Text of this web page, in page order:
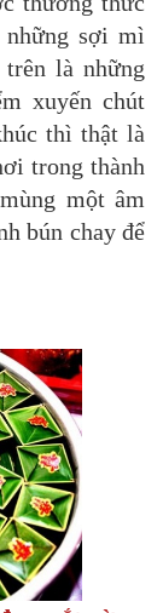
sợi mì
là những
xuyến chút
thì thật là
trong thành
một âm
bún chay để